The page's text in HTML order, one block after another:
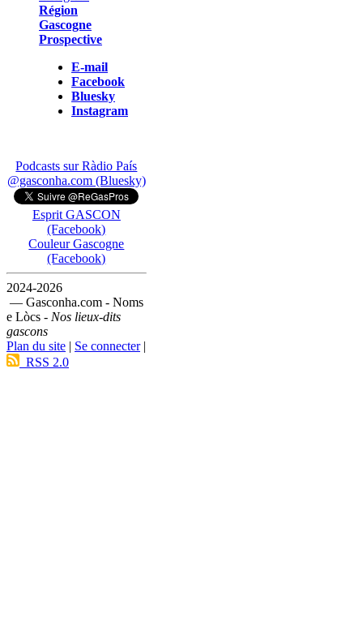
Région
Gascogne
Prospective
E-mail
Facebook
Bluesky
Instagram
Podcasts sur Ràdio País
@gasconha.com (Bluesky)
Esprit GASCON
(Facebook)
Couleur Gascogne
(Facebook)
2024-2026
— Gasconha.com - Noms
e Lòcs - Nos lieux-dits
gascons
Plan du site | Se connecter|
RSS 2.0